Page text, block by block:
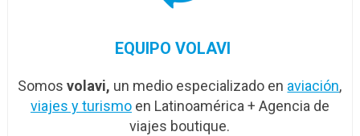
EQUIPO VOLAVI
Somosvolavi, un medio especializado en aviación,
viajes y turismoen Latinoamérica + Agencia de
viajes boutique.